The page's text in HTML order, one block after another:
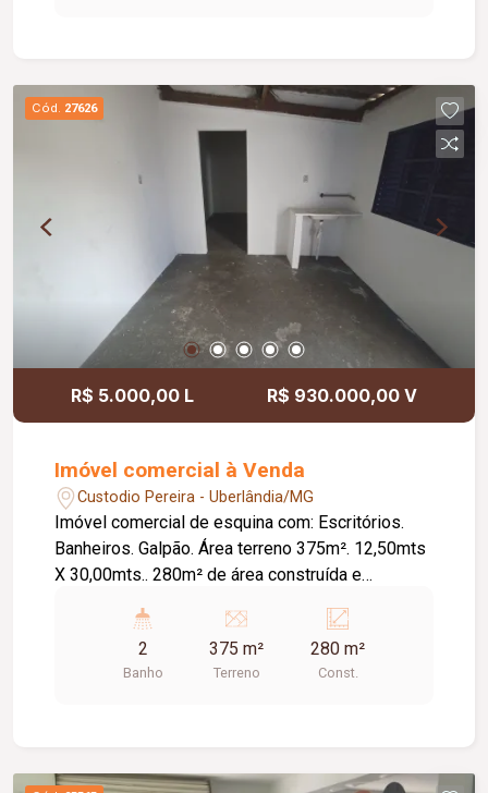
Cód. 27626
R$ 5.000,00 L R$ 930.000,00 V
Imóvel comercial à Venda
Custodio Pereira - Uberlândia/MG
Imóvel comercial de esquina com: Escritórios.
Banheiros. Galpão. Área terreno 375m². 12,50mts
X 30,00mts.. 280m² de área construída e
2
Banho
375 m²
Terreno
280 m²
Const.